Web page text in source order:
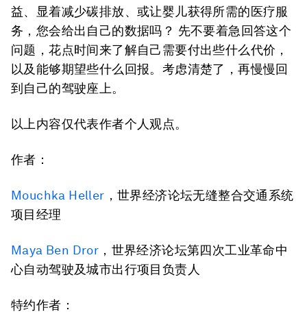
益、显着减少碳排放、或让婴儿获得所需的医疗服
务，您会给出自己的数据吗？ 先不要着急回答这个
问题，花点时间来了解自己需要付出些什么代价，
以及能够期望些什么回报。考虑清楚了，再慢慢回
到自己的驾驶座上。
以上内容仅代表作者个人观点。
作者：
Mouchka Heller ，世界经济论坛无缝整合交通系统
项目经理
Maya Ben Dror ，世界经济论坛第四次工业革命中
心自动驾驶及城市出行项目负责人
特约作者：